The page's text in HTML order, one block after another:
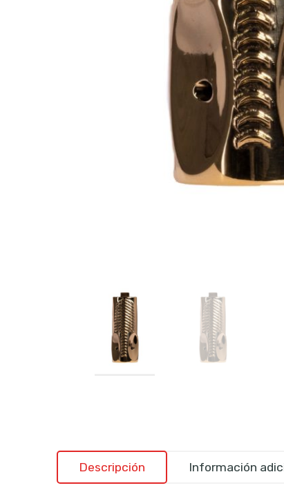
Descripción Información